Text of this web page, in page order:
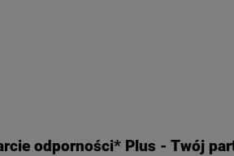
odporności* Plus - Twój